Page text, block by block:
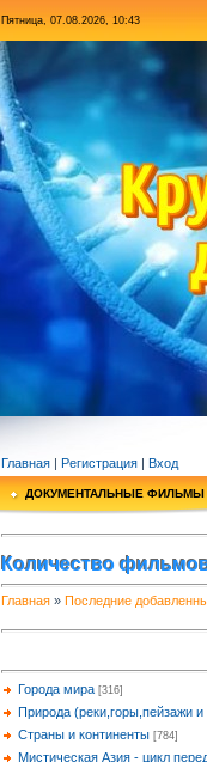
Пятница, 07.08.2026, 10:43
Главная | Регистрация | Вход
ДОКУМЕНТАЛЬНЫЕ ФИЛЬМЫ
Количество
Главная » Последние
Города мира [316]
Природа (реки,горы,пейзажи и
Страны и континенты [784]
Мистическая Азия - цикл